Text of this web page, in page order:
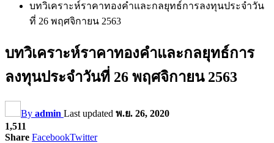
บทวิเคราะห์ราคาทองคำและกลยุทธ์การลงทุนประจำวัน
ที่ 26 พฤศจิกายน 2563
บทวิเคราะห์ราคาทองคำและกลยุทธ์การ
ลงทุนประจำวันที่ 26 พฤศจิกายน 2563
By admin Last updated พ.ย. 26, 2020
1,511
Share FacebookTwitter